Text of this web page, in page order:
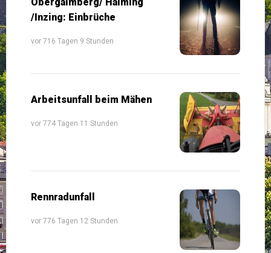
/Inzing: Einbrüche
vor 716 Tagen 9 Stunden
Arbeitsunfall beim Mähen
vor 774 Tagen 11 Stunden
Rennradunfall
vor 776 Tagen 12 Stunden